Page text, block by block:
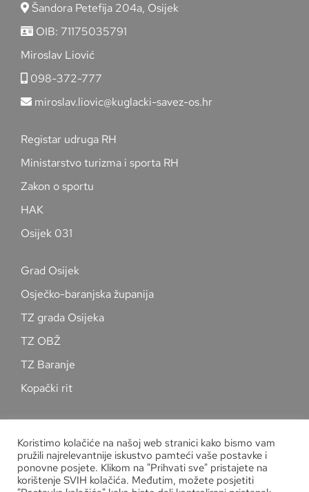
Šandora Petefija 204a, Osijek
OIB: 71175035791
Miroslav Liović
098-372-777
miroslav.liovic@kuglacki-savez-os.hr
Registar udruga RH
Ministarstvo turizma i sporta RH
Zakon o sportu
HAK
Osijek 031
Grad Osijek
Osječko-baranjska županija
TZ grada Osijeka
TZ OBŽ
TZ Baranje
Kopački rit
Koristimo kolačiće na našoj web stranici kako bismo vam
pružili najrelevantnije iskustvo pamteći vaše postavke i
ponovne posjete. Klikom na "Prihvati sve" pristajete na
korištenje SVIH kolačića. Međutim, možete posjetiti